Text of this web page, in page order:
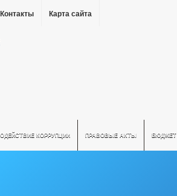
Контакты Карта сайта
КОРРУПЦИИ ПРАВОВЫЕ АКТЫ БЮДЖЕТ